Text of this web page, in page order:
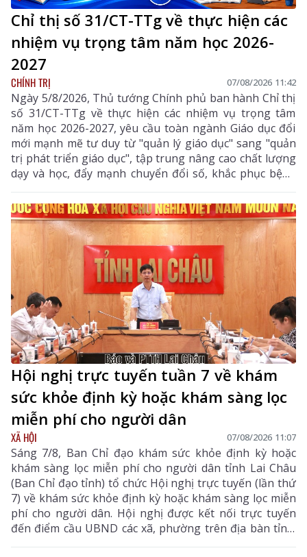
Chỉ thị số 31/CT-TTg về thực hiện các
nhiệm vụ trọng tâm năm học 2026-
2027
CHÍNH TRỊ 07/08/2026 11:42
Ngày 5/8/2026, Thủ tướng Chính phủ ban hành Chỉ thị
số 31/CT-TTg về thực hiện các nhiệm vụ trọng tâm
năm học 2026-2027, yêu cầu toàn ngành Giáo dục đổi
mới mạnh mẽ tư duy từ "quản lý giáo dục" sang "quản
trị phát triển giáo dục", tập trung nâng cao chất lượng
dạy và học, đẩy mạnh chuyển đổi số, khắc phục bệnh
thành tích, bảo đảm đủ giáo viên, trường lớp, cơ sở
vật chất và xây dựng môi trường giáo dục an toàn,
hiện đại, đáp ứng yêu cầu phát triển nguồn nhân lực
chất lượng cao.
Hội nghị trực tuyến tuần 7 về khám
sức khỏe định kỳ hoặc khám sàng lọc
miễn phí cho người dân
XÃ HỘI 07/08/2026 11:07
Sáng 7/8, Ban Chỉ đạo khám sức khỏe định kỳ hoặc
khám sàng lọc miễn phí cho người dân tỉnh Lai Châu
(Ban Chỉ đạo tỉnh) tổ chức Hội nghị trực tuyến (lần thứ
7) về khám sức khỏe định kỳ hoặc khám sàng lọc miễn
phí cho người dân. Hội nghị được kết nối trực tuyến
đến điểm cầu UBND các xã, phường trên địa bàn tỉnh.
Đồng chí Bùi Tiến Thanh – Tỉnh ủy viên, Giám đốc Sở